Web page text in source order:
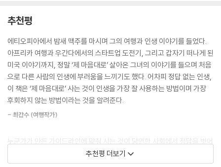
고 들어섰다. 그동안 나는 한 바가지의 물로 머리를 감는 것을 포함하여 전
뒤, 손수건에 물을 적셔 몸에 붙은 흙먼지 따위를 닦아낸다. 손수건에 남은
물은 발등을 향해 짜내어 가장 더러운 발에 묻은 진흙을 씻어낸다. 다시 물
을 덜어내 세수를 한다. 세수를 한 물로 머리를 적신다. 샴푸를 하고 다시
헹군 물로 다시 발을 씻는다. 남겨둔 깨끗한 물로 마무리 세수를 하고 그 물
로 머리를 한 번 더 헹군 뒤 발에 붓는다.
그날도 여지없이 같은 과정을 반복하고 있었다. 그런데 하늘이 점차 흐려
졌다. 하나둘씩 떨어지던 물방울은 순식간에 장대비가 되어 앞이 보이지
스쳤다. 빗줄기가 빽빽이 들어선 나무들의 잎을 때리는 소리가 들려왔다.
솨아. 마당에서 족구를 하던 이들은 서둘러 건물 안으로 뛰어가고 있었다.
촉촉하게 젖은 흙냄새가 풍겨왔다.
90일간의 아프리카 여행기, PART 3은 여행 그 이후, PART 4는 미국에
서의 새로운 일상, PART 5는 여행 유튜버로 살아가는 현재의 이야기다.
생생한 에피소드들과 함께 책 곳곳엔 아프리카 여행 일정과 필수품, 여행
유튜버 Q&A, 유튜브 추천 영상 등 꿀팁이 담긴 부록도 실어두었다. 어디
론가 떠나고 싶은 독자들에겐 유용한 가이드가 된다.
여행이 일상이 되다, 여행 콘텐츠 크리에이터의 삶
유튜브가 그야말로 대세다. 아마 독자 중에도 회사를 때려치고 자유롭게
렇다면 여행 유튜버를 직업으로 살아가기로 한 원지의 이야기가 더욱 솔깃
추천평
에티오피아에서 밤새 맥주를 마시며 그의 여행과 인생 이야기를 들었다.
아프리카 여행과 우간다에서의 스타트업 도전기, 그리고 갑자기 떠나게 된
미국 이야기까지, 정말 ‘제 마음대로’ 살아온 그녀의 이야기를 들으며 처음
으로 다른 사람의 인생에 부러움을 느끼기도 했다. 어차피 정답 없는 인생,
이 책은 ‘제 마음대로’ 사는 것이 인생을 가장 잘 사용하는 방법이며 가장
후회하지 않는 방법이라는 것을 알려준다.
- 최갑수 (여행작가)
누군가가 만든 가이드라인에 맞춰 사는 것이 당연한 사회에서 정답을 벗어
나 제멋대로 산다는 것은 굉장한 용기가 필요한 일이다. 『제 마음대로 살아
보겠습니다』는 자기다운 삶을 살고자 하는 이들에게 훌륭한 진통제가 되
추천평 더보기